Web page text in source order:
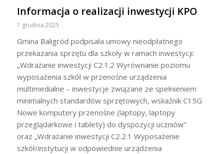
Informacja o realizacji inwestycji KPO
1 grudnia 2025
Gmina Baligród podpisała umowy nieodpłatnego
przekazania sprzętu dla szkoły w ramach inwestycji:
„Wdrażanie inwestycji C2.1.2 Wyrównanie poziomu
wyposażenia szkół w przenośne urządzenia
multimedialne – inwestycje związane ze spełnieniem
minimalnych standardów sprzętowych, wskaźnik C15G
Nowe komputery przenośne (laptopy, laptopy
przeglądarkowe i tablety) do dyspozycji uczniów”
oraz „Wdrażanie inwestycji C2.2.1 Wyposażenie
szkół/instytucji w odpowiednie urządzenia